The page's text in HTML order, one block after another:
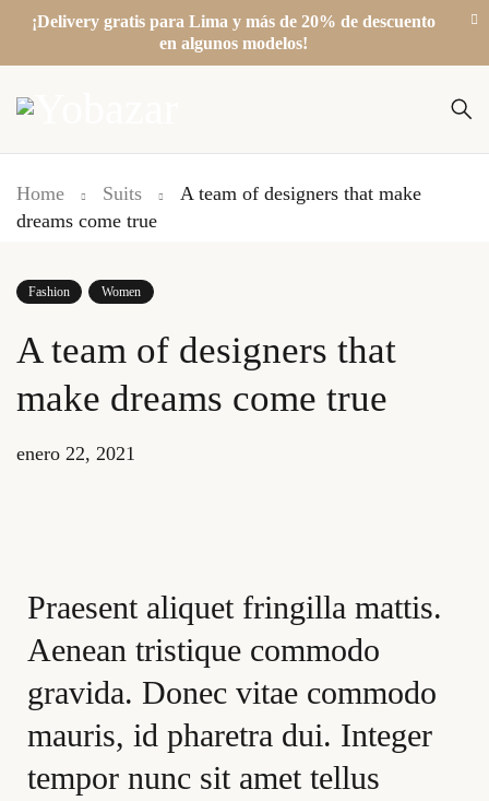
¡Delivery gratis para Lima y más de 20% de descuento
en algunos modelos!
Home Suits
A team of designers that make
dreams come true
Fashion Women
A team of designers that
make dreams come true
enero 22, 2021
Praesent aliquet fringilla mattis.
Aenean tristique commodo
gravida. Donec vitae commodo
mauris, id pharetra dui. Integer
tempor nunc sit amet tellus